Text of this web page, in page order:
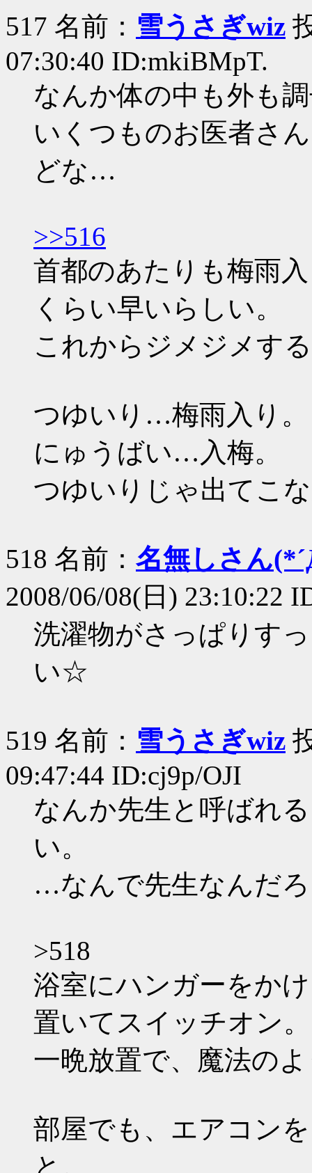
517 名前： 雪うさぎwiz
07:30:40 ID:mkiBMpT.
なんか体の中も外も
いくつものお医者さ
どな…
>>516
首都のあたりも梅雨
くらい早いらしい。
これからジメジメす
つゆいり…梅雨入り。
にゅうばい…入梅。
つゆいりじゃ出てこ
518 名前： 名無しさん
2008/06/08(日) 23:10:22
洗濯物がさっぱりす
い☆
519 名前： 雪うさぎwiz
09:47:44 ID:cj9p/OJI
なんか先生と呼ばれ
い。
…なんで先生なんだ
>518
浴室にハンガーをか
置いてスイッチオン。
一晩放置で、魔法の
部屋でも、エアコン
と。